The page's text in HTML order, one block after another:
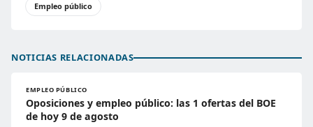
Empleo público
NOTICIAS RELACIONADAS
EMPLEO PÚBLICO
Oposiciones y empleo público: las 1 ofertas del BOE
de hoy 9 de agosto